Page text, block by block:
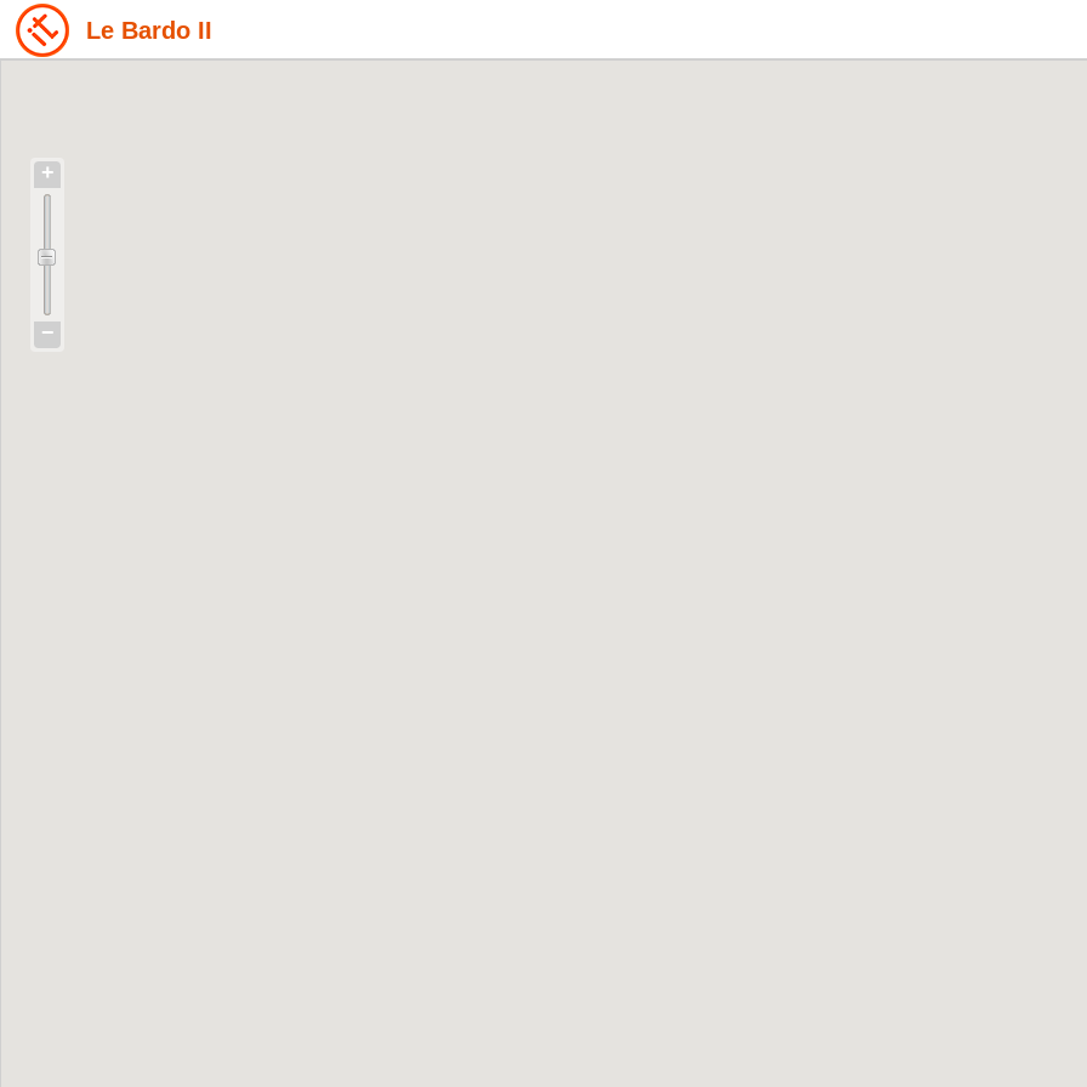
Le Bardo II
+
−